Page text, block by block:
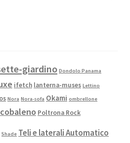
giardino Dondolo Panama
ifetch lanterna-muses Lettino
Nora Nora-sofa Okami ombrellone
Poltrona Rock
Shade Teli e laterali Automatico